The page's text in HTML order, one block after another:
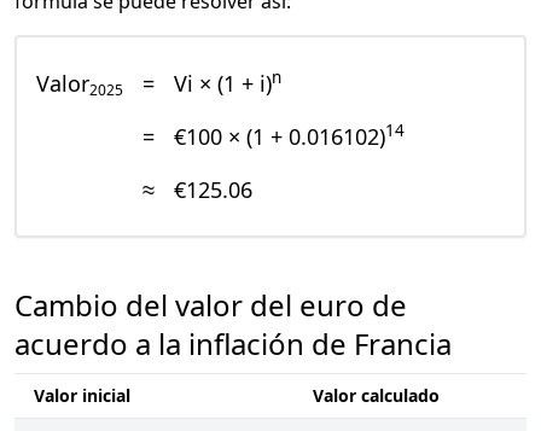
Valor2025 = Vi × (1 + i)n
= €100 × (1 + 0.016102)14
≈ €125.06
Cambio del valor del euro de
acuerdo a la inflación de Francia
Valor inicial Valor calculado